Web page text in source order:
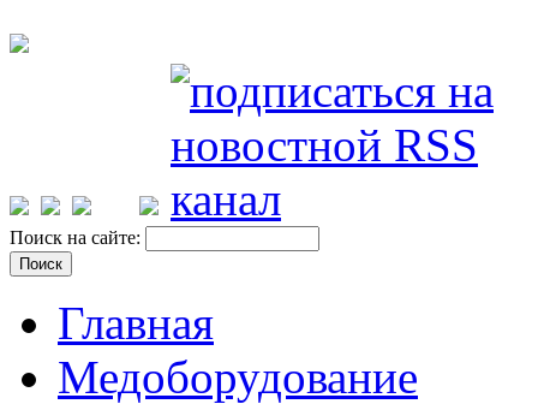
Поиск на сайте:
Главная
Медоборудование